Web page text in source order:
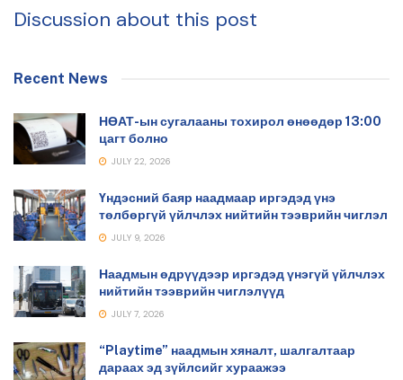
Discussion about this post
Recent News
НӨАТ-ын сугалааны тохирол өнөөдөр 13:00
цагт болно
JULY 22, 2026
Үндэсний баяр наадмаар иргэдэд үнэ
төлбөргүй үйлчлэх нийтийн тээврийн чиглэл
JULY 9, 2026
Наадмын өдрүүдээр иргэдэд үнэгүй үйлчлэх
нийтийн тээврийн чиглэлүүд
JULY 7, 2026
“Playtime” наадмын хяналт, шалгалтаар
дараах эд зүйлсийг хураажээ